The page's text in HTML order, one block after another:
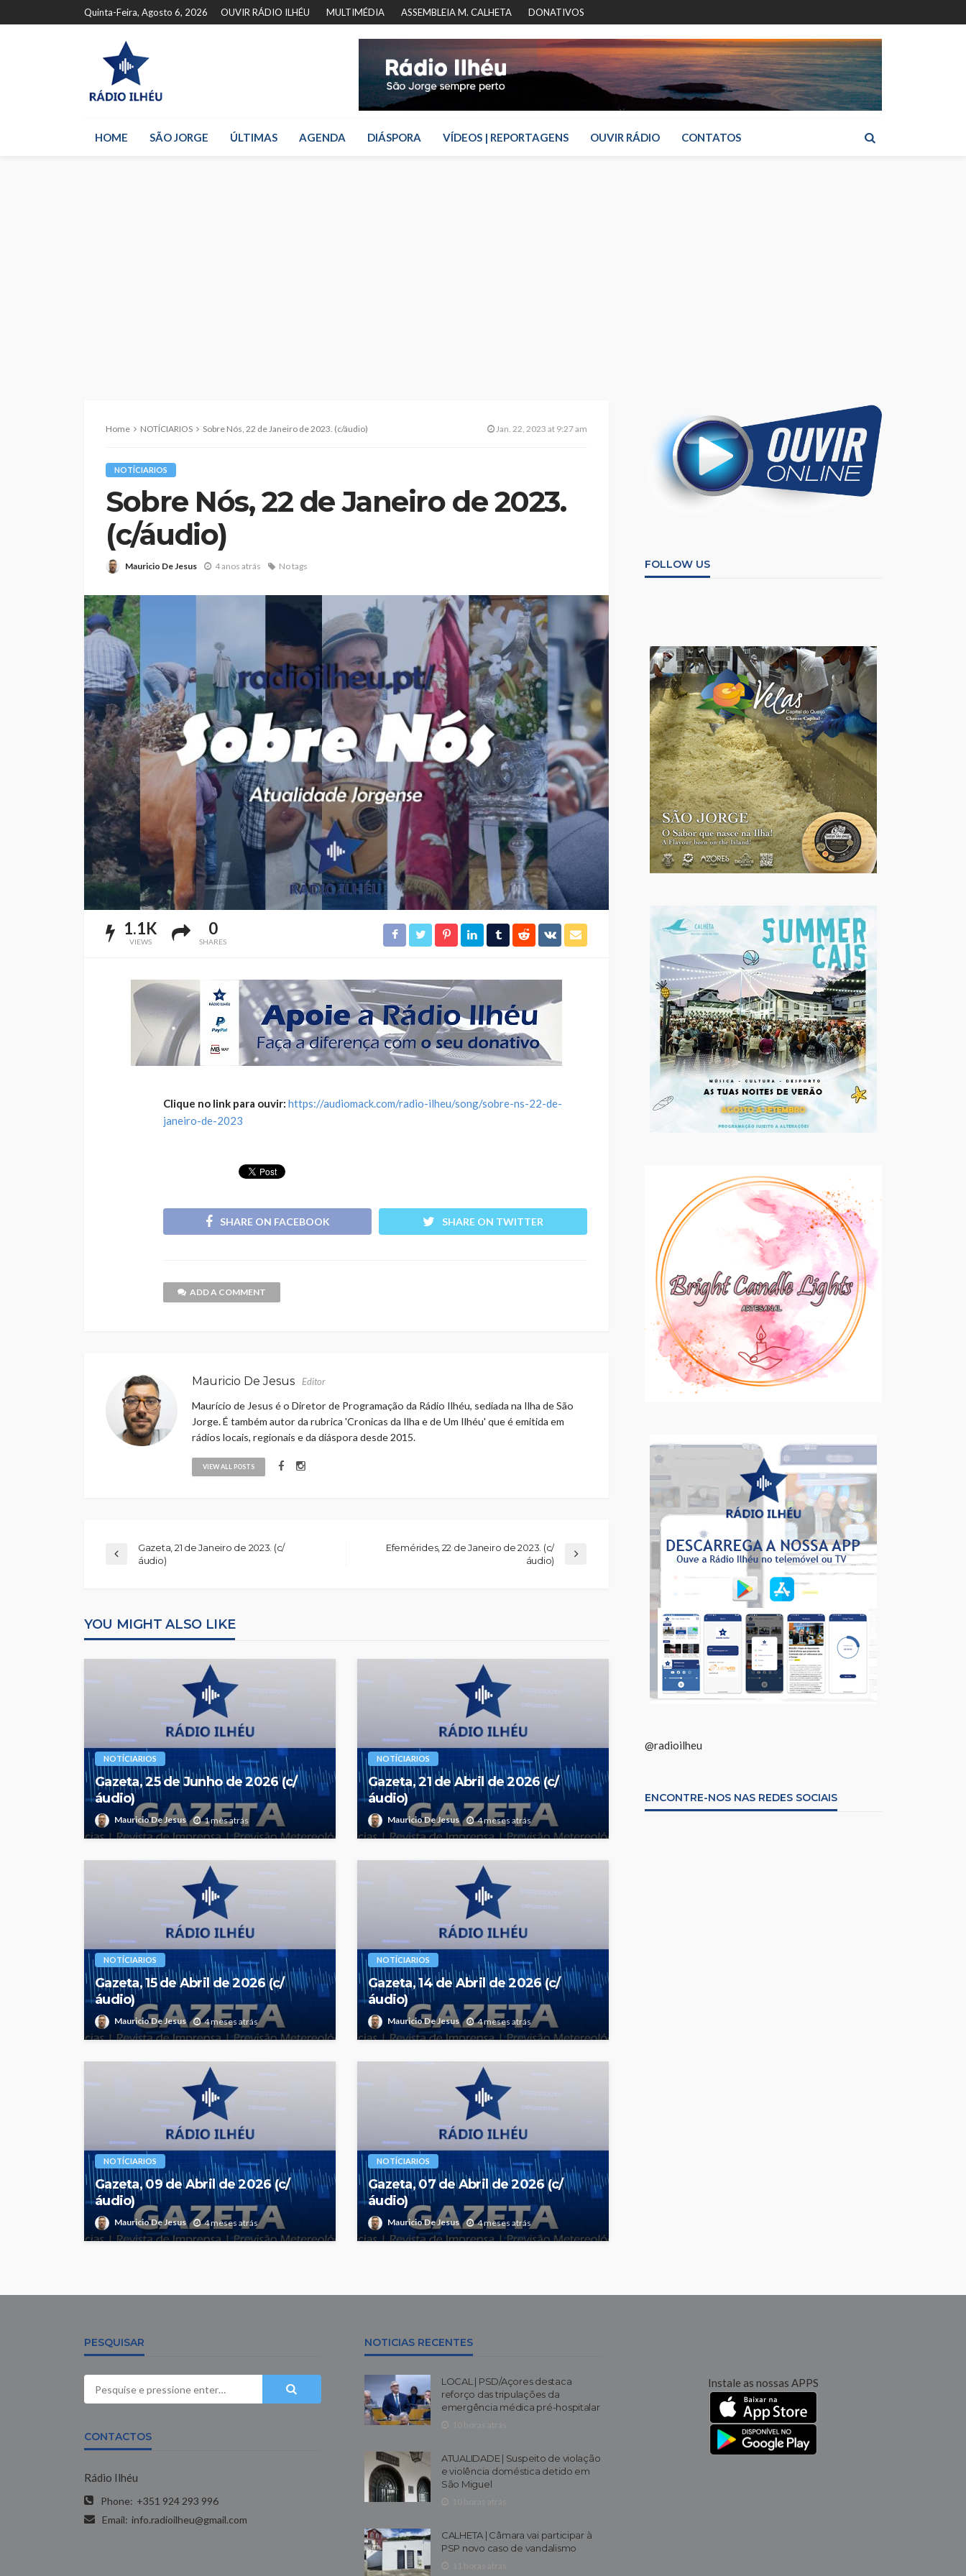
Quinta-Feira, Agosto 6, 2026 OUVIR RÁDIO ILHÉU MULTIMÉDIA ASSEMBLEIA M. CALHETA DONATIVOS
HOME SÃO JORGE ÚLTIMAS AGENDA DIÁSPORA VÍDEOS | REPORTAGENS OUVIR RÁDIO CONTATOS
Home NOTÍCIARIOS Sobre Nós, 22 de Janeiro de 2023. (c/áudio) Jan. 22, 2023 at 9:27 am
NOTÍCIARIOS
Sobre Nós, 22 de Janeiro de 2023.
(c/áudio)
Mauricio De Jesus 4 anos atrás No tags
1.1K
VIEWS
0
SHARES
Clique no link para ouvir: https://audiomack.com/radio-ilheu/song/sobre-ns-22-de-
janeiro-de-2023
SHARE ON FACEBOOK SHARE ON TWITTER
ADD A COMMENT
Mauricio De Jesus Editor
Maurício de Jesus é o Diretor de Programação da Rádio Ilhéu, sediada na Ilha de São
Jorge. É também autor da rubrica 'Cronicas da Ilha e de Um Ilhéu' que é emitida em
rádios locais, regionais e da diáspora desde 2015.
VIEW ALL POSTS
Gazeta, 21 de Janeiro de 2023. (c/
áudio)
Efemérides, 22 de Janeiro de 2023. (c/
áudio)
YOU MIGHT ALSO LIKE
NOTÍCIARIOS
Gazeta, 25 de Junho de 2026 (c/
áudio)
Mauricio De Jesus 1 mês atrás
NOTÍCIARIOS
Gazeta, 21 de Abril de 2026 (c/
áudio)
Mauricio De Jesus 4 meses atrás
NOTÍCIARIOS
Gazeta, 15 de Abril de 2026 (c/
áudio)
Mauricio De Jesus 4 meses atrás
NOTÍCIARIOS
Gazeta, 14 de Abril de 2026 (c/
áudio)
Mauricio De Jesus 4 meses atrás
NOTÍCIARIOS
Gazeta, 09 de Abril de 2026 (c/
áudio)
Mauricio De Jesus 4 meses atrás
NOTÍCIARIOS
Gazeta, 07 de Abril de 2026 (c/
áudio)
Mauricio De Jesus 4 meses atrás
FOLLOW US
@radioilheu
ENCONTRE-NOS NAS REDES SOCIAIS
PESQUISAR
CONTACTOS
Rádio Ilhéu
Phone: +351 924 293 996
Email: info.radioilheu@gmail.com
NOTICIAS RECENTES
LOCAL | PSD/Açores destaca
reforço das tripulações da
emergência médica pré-hospitalar
ATUALIDADE | Suspeito de violação
e violência doméstica detido em
São Miguel
CALHETA | Câmara vai participar à
PSP novo caso de vandalismo
Instale as nossas APPS